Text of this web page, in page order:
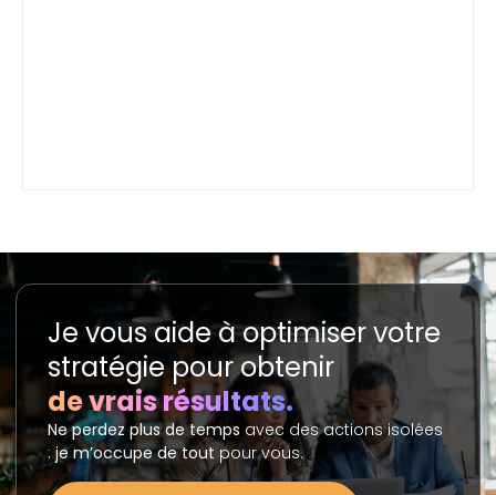
Je vous aide à optimiser votre
stratégie pour obtenir
de vrais résultats.
Ne perdez plus de temps avec des actions isolées
:je m’occupe de tout pour vous.